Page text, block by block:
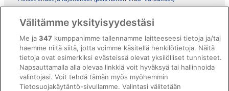
ebookers BONUS+ -ohjelman ehdot
Oikeudelliset tiedot / ota meihin yhteyttä
Sisältövaatimukset ja ilmoituksen tekeminen sisällöstä
Välitämme yksityisyydestäsi
Me ja347 kumppanimme tallennamme laitteeseesi tietoja ja/tai
haemme niitä siitä, jotta voimme käsitellä henkilötietoja. Näitä
tietoja ovat esimerkiksi evästeissä olevat yksilölliset tunnisteet.
Napsauttamalla alla olevaa linkkiä voit hyväksyä tai hallinnoida
valintojasi. Voit tehdä tämän myös myöhemmin
Tietosuojakäytäntö-sivullamme. Valintasi välitetään